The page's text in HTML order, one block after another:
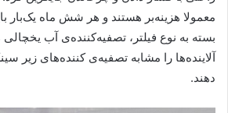
معمولا هزینه‌بر هستند و هر شش ماه یک‌بار
بسته به نوع فیلتر، تصفیه‌کننده‌ی آب یخچالی
آلاینده‌ها را مشابه تصفیه‌ی کننده‌های زیر
دهند.